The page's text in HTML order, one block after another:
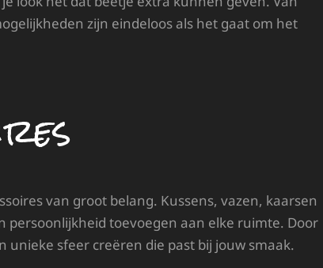
zijn eindeloos als het gaat om het
van groot belang. Kussens, vazen, kaarsen
toevoegen aan elke ruimte. Door
sfeer creëren die past bij jouw smaak.